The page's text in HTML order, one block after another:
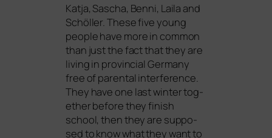
Katja, Sascha, Benni, Laila and
Schöller. These five young
peo­p­le have more in com­mon
than just the fact that they are
living in pro­vin­cial Germany
free of paren­tal inter­fe­rence.
They have one last win­ter tog­
e­ther befo­re they finish
school, then they are sup­po­
sed to know what they want to